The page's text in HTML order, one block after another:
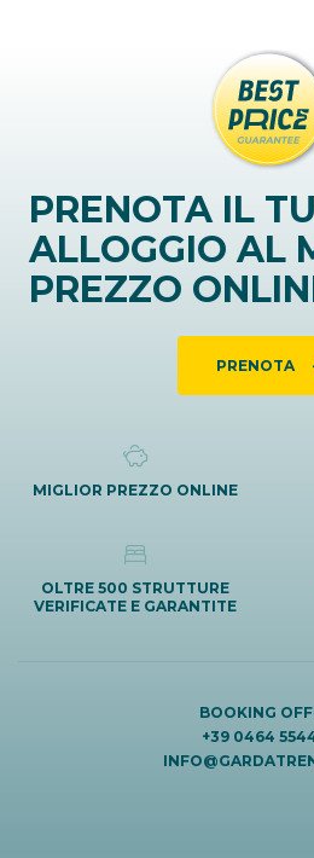
PRENOTA IL
ALLOGGIO AL
PREZZO
PRENOTA
MIGLIOR PREZZO ONLINE
OLTRE 500 STRUTTURE
VERIFICATE E GARANTITE
BOOKING
+39 0464